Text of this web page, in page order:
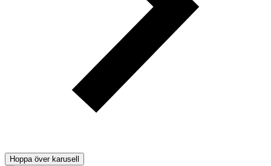
Hoppa över karusell